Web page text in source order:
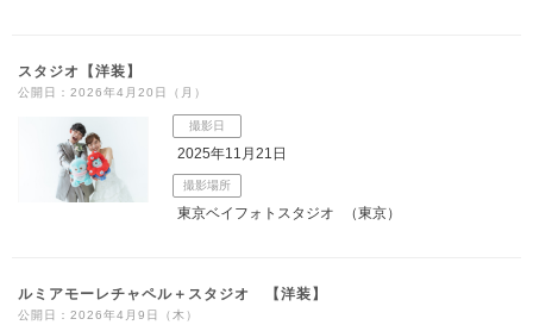
スタジオ【洋装】
公開日：2026年4月20日（月）
撮影日
2025年11月21日
撮影場所
東京ベイフォトスタジオ （東京）
ルミアモーレチャペル＋スタジオ 【洋装】
公開日：2026年4月9日（木）